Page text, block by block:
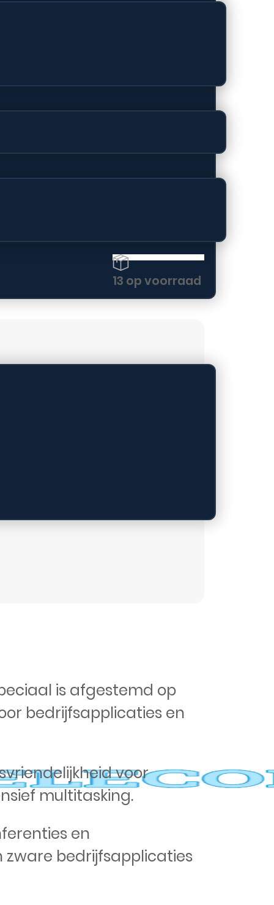
opslagruimte, ontworpen
13 op voorraad
is afgestemd op
bedrijfsapplicaties en
voor
multitasking.
en
bedrijfsapplicaties